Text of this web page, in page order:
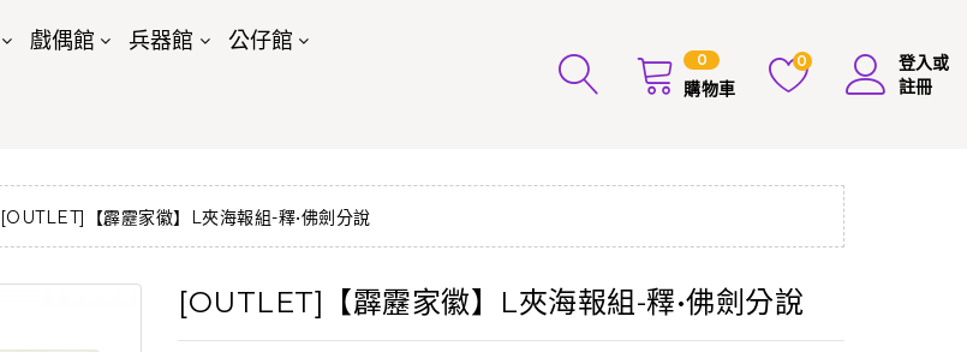
戲偶館 兵器館 公仔館
0
購物車
0
登入或
註冊
[OUTLET]【霹靂家徽】L夾海報組-釋•佛劍分說
[OUTLET]【霹靂家徽】L夾海報組-釋•佛劍分說